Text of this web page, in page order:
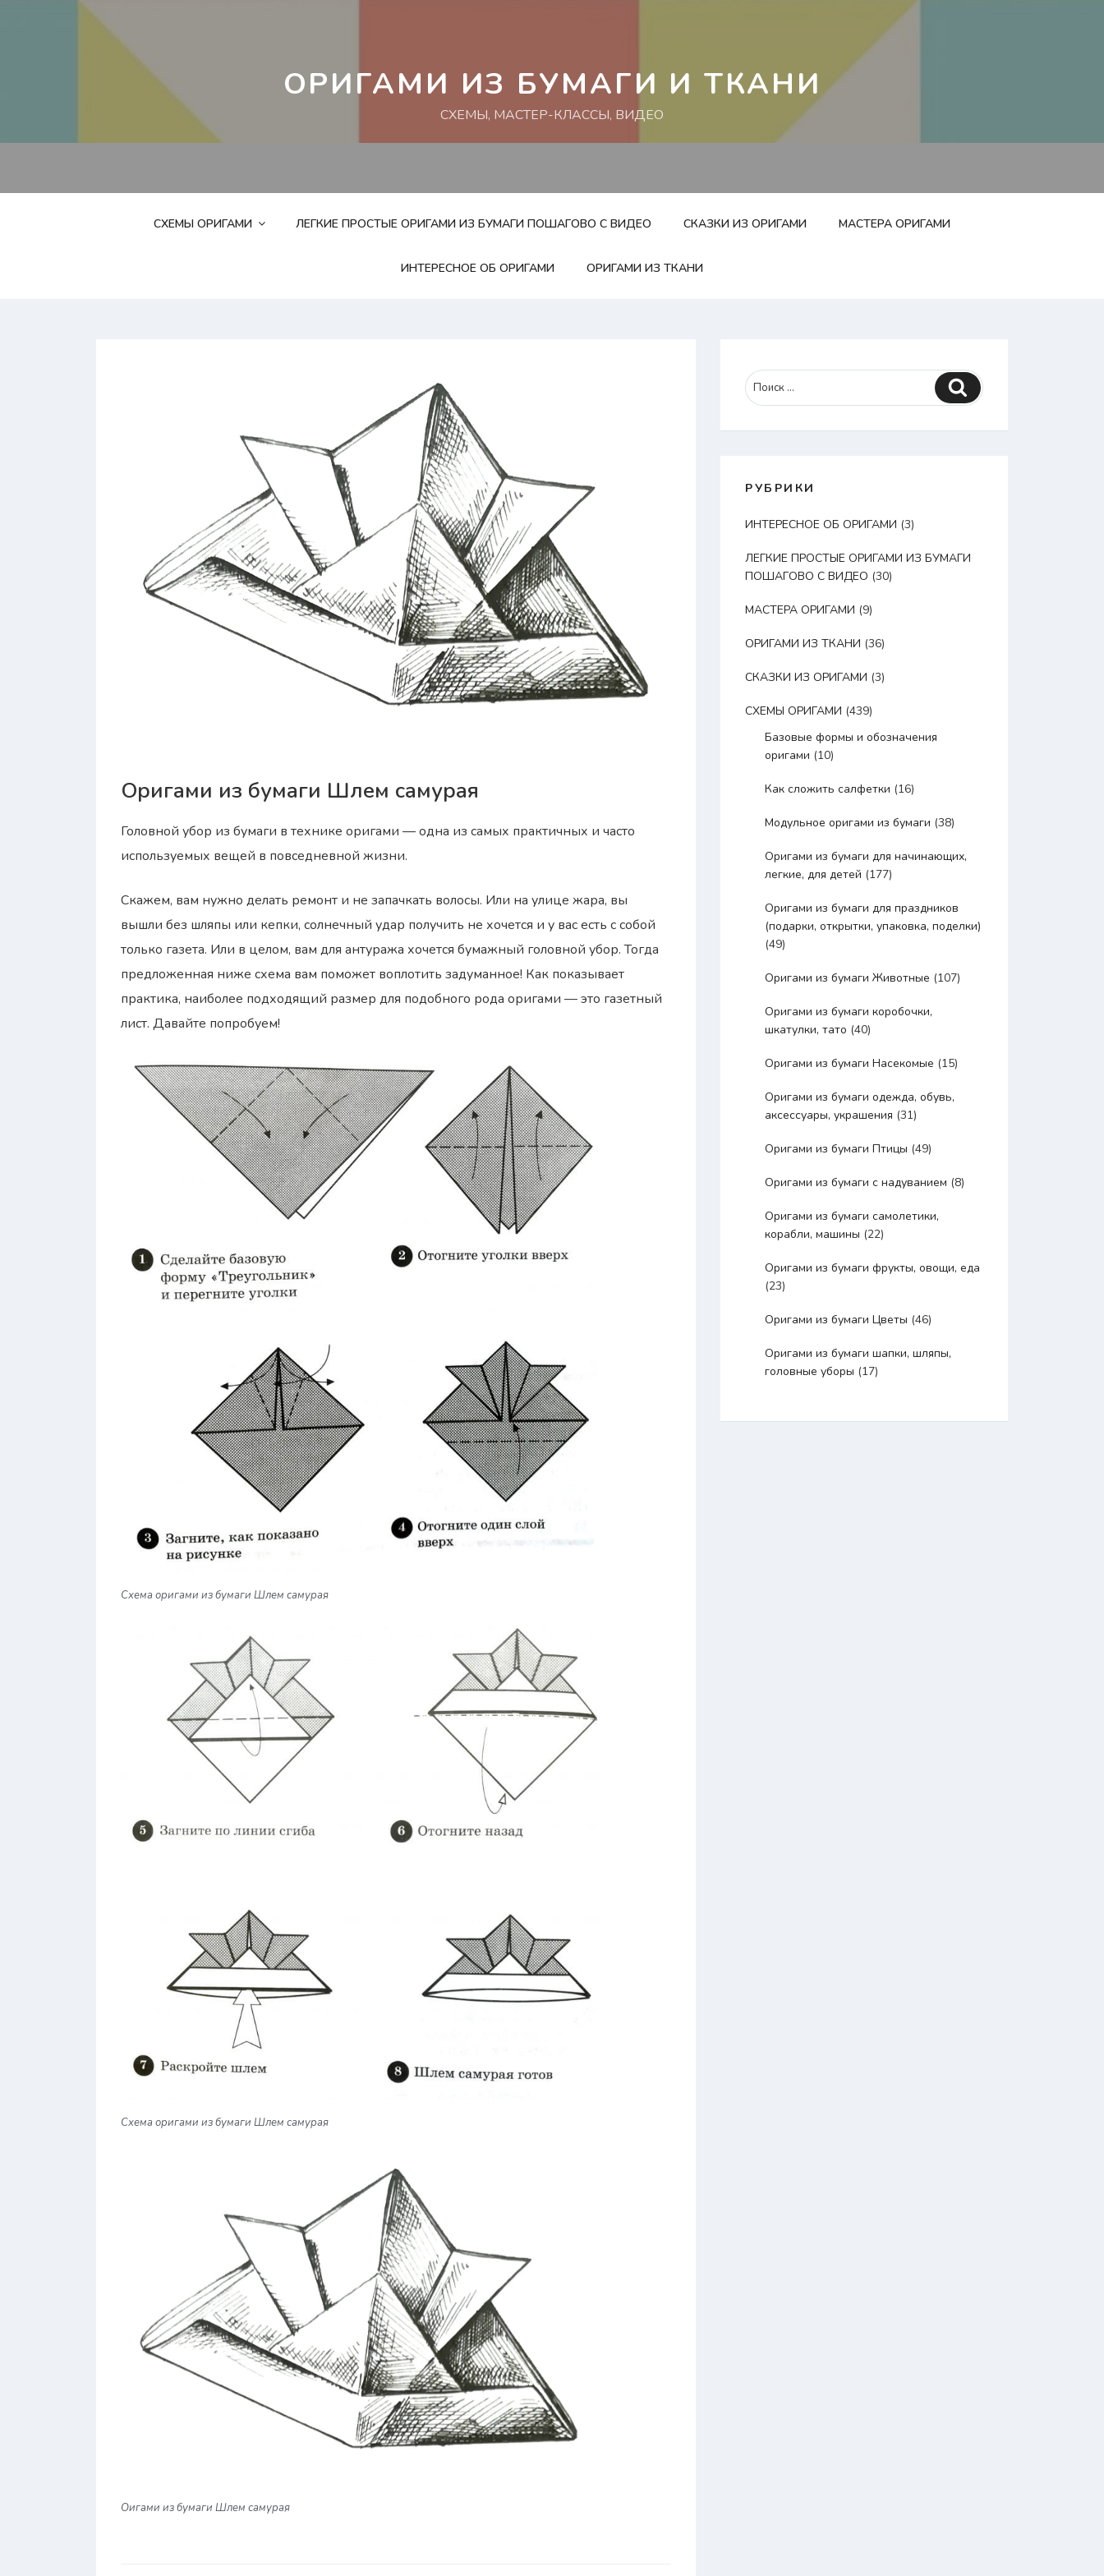
ОРИГАМИ ИЗ БУМАГИ И ТКАНИ
СХЕМЫ, МАСТЕР-КЛАССЫ, ВИДЕО
СХЕМЫ ОРИГАМИ ЛЕГКИЕ ПРОСТЫЕ ОРИГАМИ ИЗ БУМАГИ ПОШАГОВО С ВИДЕО СКАЗКИ ИЗ ОРИГАМИ МАСТЕРА ОРИГАМИ
ИНТЕРЕСНОЕ ОБ ОРИГАМИ ОРИГАМИ ИЗ ТКАНИ
Оригами из бумаги Шлем самурая
Головной убор из бумаги в технике оригами — одна из самых практичных и часто
используемых вещей в повседневной жизни.
Скажем, вам нужно делать ремонт и не запачкать волосы. Или на улице жара, вы
вышли без шляпы или кепки, солнечный удар получить не хочется и у вас есть с собой
только газета. Или в целом, вам для антуража хочется бумажный головной убор. Тогда
предложенная ниже схема вам поможет воплотить задуманное! Как показывает
практика, наиболее подходящий размер для подобного рода оригами — это газетный
лист. Давайте попробуем!
Схема оригами из бумаги Шлем самурая
Схема оригами из бумаги Шлем самурая
Оигами из бумаги Шлем самурая
Поиск
РУБРИКИ
ИНТЕРЕСНОЕ ОБ ОРИГАМИ (3)
ЛЕГКИЕ ПРОСТЫЕ ОРИГАМИ ИЗ БУМАГИ
ПОШАГОВО С ВИДЕО (30)
МАСТЕРА ОРИГАМИ (9)
ОРИГАМИ ИЗ ТКАНИ (36)
СКАЗКИ ИЗ ОРИГАМИ (3)
СХЕМЫ ОРИГАМИ (439)
Базовые формы и обозначения
оригами (10)
Как сложить салфетки (16)
Модульное оригами из бумаги (38)
Оригами из бумаги для начинающих,
легкие, для детей (177)
Оригами из бумаги для праздников
(подарки, открытки, упаковка, поделки)
(49)
Оригами из бумаги Животные (107)
Оригами из бумаги коробочки,
шкатулки, тато (40)
Оригами из бумаги Насекомые (15)
Оригами из бумаги одежда, обувь,
аксессуары, украшения (31)
Оригами из бумаги Птицы (49)
Оригами из бумаги с надуванием (8)
Оригами из бумаги самолетики,
корабли, машины (22)
Оригами из бумаги фрукты, овощи, еда
(23)
Оригами из бумаги Цветы (46)
Оригами из бумаги шапки, шляпы,
головные уборы (17)